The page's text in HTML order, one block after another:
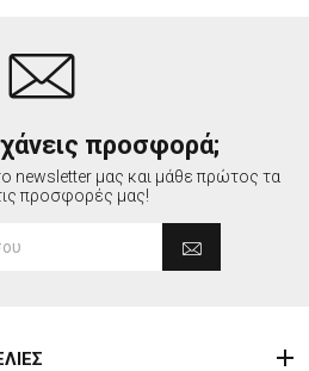
προσφορά;
newsletter μας και μάθε πρώτος τα
προσφορές μας!